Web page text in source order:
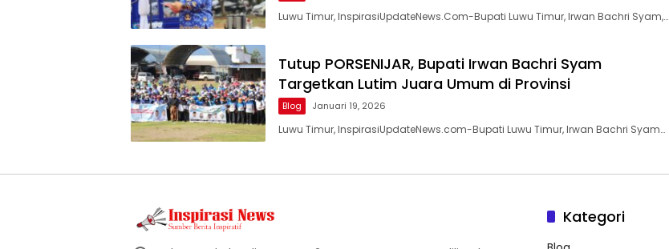
Luwu Timur, InspirasiUpdateNews.Com-Bupati Luwu Timur, Irwan Bachri Syam,…
Tutup PORSENIJAR, Bupati Irwan Bachri Syam
Targetkan Lutim Juara Umum di Provinsi
Blog Januari 19, 2026
Luwu Timur, InspirasiUpdateNews.com-Bupati Luwu Timur, Irwan Bachri Syam…
Kategori